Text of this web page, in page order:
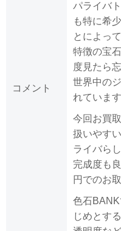
コメント
パライバ
も特に希
とによっ
特徴の宝
度見たら
世界中の
れています
今回お買
扱いやす
ライバら
完成度も
円でのお
色石
じめとす